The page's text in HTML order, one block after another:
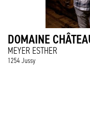
DOMAINE
MEYER ESTHER
1254 Jussy